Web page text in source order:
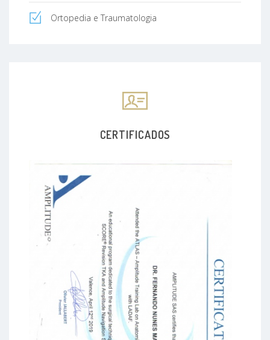
Ortopedia e Traumatologia
CERTIFICADOS